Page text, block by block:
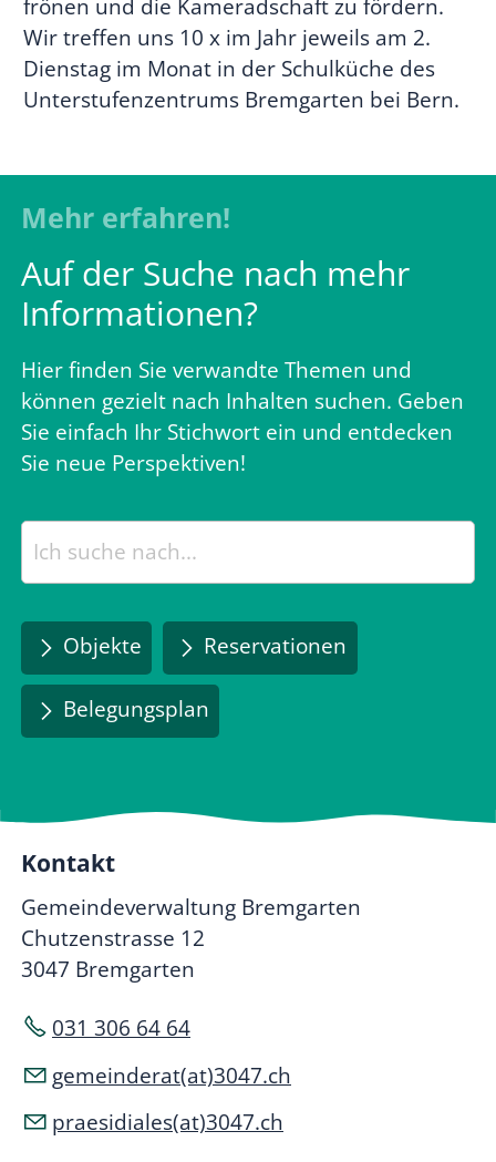
frönen und die Kameradschaft zu fördern.
Wir treffen uns 10 x im Jahr jeweils am 2.
Dienstag im Monat in der Schulküche des
Unterstufenzentrums Bremgarten bei Bern.
Mehr erfahren!
Auf der Suche nach mehr
Informationen?
Hier finden Sie verwandte Themen und
können gezielt nach Inhalten suchen. Geben
Sie einfach Ihr Stichwort ein und entdecken
Sie neue Perspektiven!
Objekte Reservationen
Belegungsplan
Kontakt
Gemeindeverwaltung Bremgarten
Chutzenstrasse 12
3047 Bremgarten
031 306 64 64
gemeinderat(at)3047.ch
praesidiales(at)3047.ch